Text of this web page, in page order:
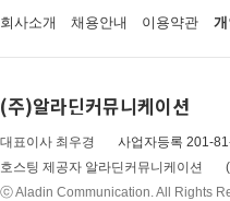
회사소개 채용안내 이용약관 개
(주)알라딘커뮤니케이션
대표이사 최우경 사업자등록 201-
호스팅 제공자 알라딘커뮤니케이션
ⓒ Aladin Communication. All Rights